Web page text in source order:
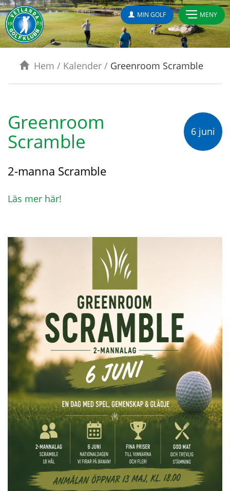
MIN GOLF MENY
Hem / Kalender / Greenroom Scramble
6 juni
Greenroom
Scramble
2-manna Scramble
Läs mer här!